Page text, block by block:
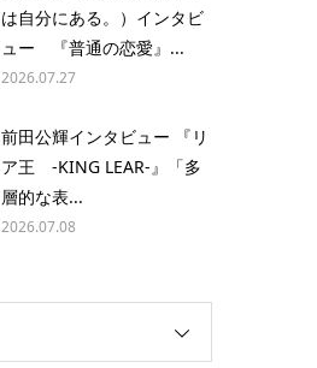
は自分にある。）インタビ
ュー 『普通の恋愛』...
2026.07.27
前田公輝インタビュー 『リ
ア王 -KING LEAR-』「多
層的な表...
2026.07.08